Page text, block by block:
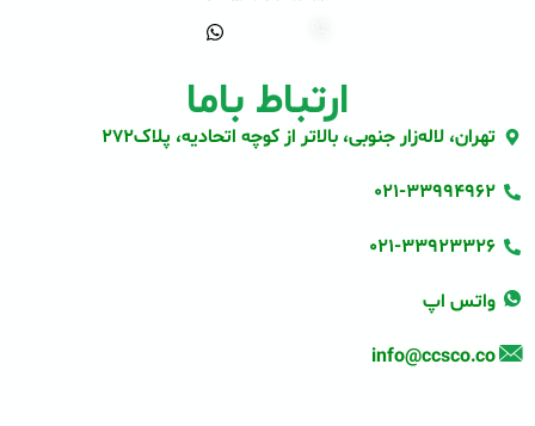
ارتباط باما
تهران، لاله‌زار جنوبی، بالاتر از کوچه اتحادیه، پلاک272
021-33994962
021-33923326
واتس اپ
info@ccsco.co